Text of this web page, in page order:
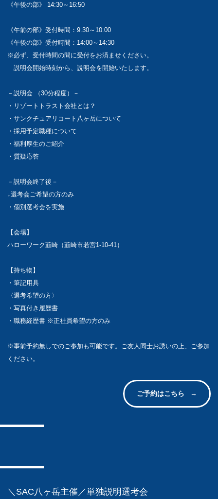
《午後の部》 14:30～16:50
《午前の部》受付時間：9:30～10:00
《午後の部》受付時間：14:00～14:30
※必ず、受付時間の間に受付をお済ませください。
説明会開始時刻から、説明会を開始いたします。
－説明会 （30分程度）－
・リゾートトラスト会社とは？
・サンクチュアリコート八ヶ岳について
・採用予定職種について
・福利厚生のご紹介
・質疑応答
－説明会終了後－
↓選考会ご希望の方のみ
・個別選考会を実施
【会場】
ハローワーク韮崎（韮崎市若宮1-10-41）
【持ち物】
・筆記用具
〈選考希望の方〉
・写真付き履歴書
・職務経歴書 ※正社員希望の方のみ
※事前予約無しでのご参加も可能です。ご友人同士お誘いの上、ご参加
ください。
ご予約はこちら
＼SAC八ヶ岳主催／単独説明選考会